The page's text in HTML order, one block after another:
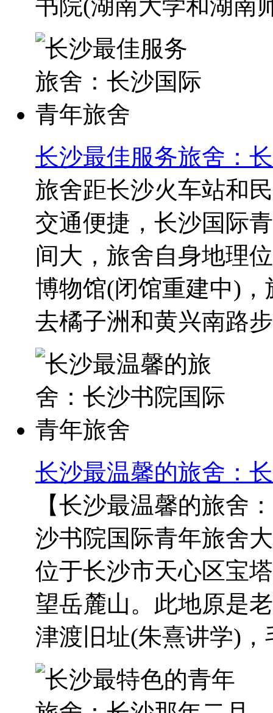
书院(湖南大学和湖南
长沙最佳服务旅舍：
旅舍距长沙火车站和
交通便捷，长沙国际
间大，旅舍自身地理
博物馆(闭馆重建中)
去橘子洲和黄兴南路
长沙最温馨的旅舍：
【长沙最温馨的旅舍
沙书院国际青年旅舍
位于长沙市天心区宝
望岳麓山。此地原是
津渡旧址(朱熹讲学)，